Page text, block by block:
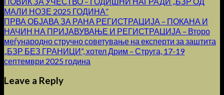
МАЛИ НОЗЕ 2025 ГОДИНА”
ПРВА ОБЈАВА ЗА РАНА РЕГИСТРАЦИЈА – ПОКАНА И
НАЧИН НА ПРИЈАВУВАЊЕ И РЕГИСТРАЦИЈА – Второ
меѓународно стручно советување на експерти за заштита
„БЗР БЕЗ ГРАНИЦИ“, хотел Дрим – Струга, 17-19
септември 2025 година
Leave a Reply